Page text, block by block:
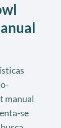
manual
se